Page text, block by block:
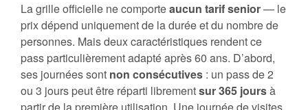
La grille officielle ne comporteaucun tarif senior— le
prix dépend uniquement de la durée et du nombre de
personnes. Mais deux caractéristiques rendent ce
pass particulièrement adapté après 60 ans. D’abord,
ses journées sont non consécutives : un pass de 2
ou 3 jours peut être réparti librementsur 365 joursà